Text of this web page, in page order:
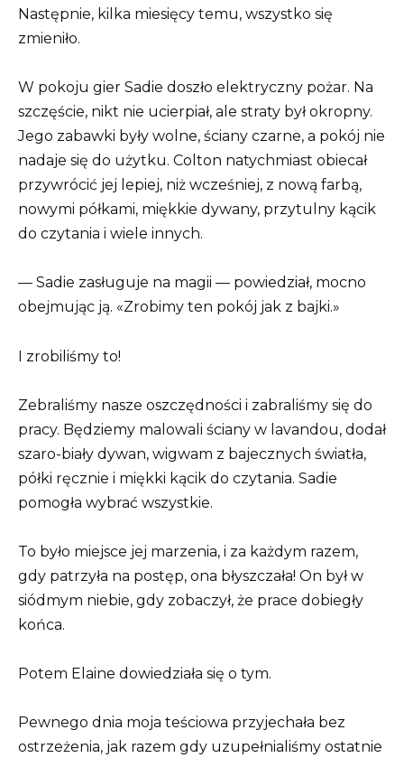
Następnie, kilka miesięcy temu, wszystko się
zmieniło.
W pokoju gier Sadie doszło elektryczny pożar. Na
szczęście, nikt nie ucierpiał, ale straty był okropny.
Jego zabawki były wolne, ściany czarne, a pokój nie
nadaje się do użytku. Colton natychmiast obiecał
przywrócić jej lepiej, niż wcześniej, z nową farbą,
nowymi półkami, miękkie dywany, przytulny kącik
do czytania i wiele innych.
— Sadie zasługuje na magii — powiedział, mocno
obejmując ją. «Zrobimy ten pokój jak z bajki.»
I zrobiliśmy to!
Zebraliśmy nasze oszczędności i zabraliśmy się do
pracy. Będziemy malowali ściany w lavandou, dodał
szaro-biały dywan, wigwam z bajecznych światła,
półki ręcznie i miękki kącik do czytania. Sadie
pomogła wybrać wszystkie.
To było miejsce jej marzenia, i za każdym razem,
gdy patrzyła na postęp, ona błyszczała! On był w
siódmym niebie, gdy zobaczył, że prace dobiegły
końca.
Potem Elaine dowiedziała się o tym.
Pewnego dnia moja teściowa przyjechała bez
ostrzeżenia, jak razem gdy uzupełnialiśmy ostatnie